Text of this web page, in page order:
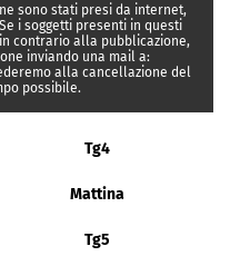
sono stati presi da internet,
i soggetti presenti in questi
contrario alla pubblicazione,
inviando una mail a:
alla cancellazione del
possibile.
Tg4
Mattina
Tg5